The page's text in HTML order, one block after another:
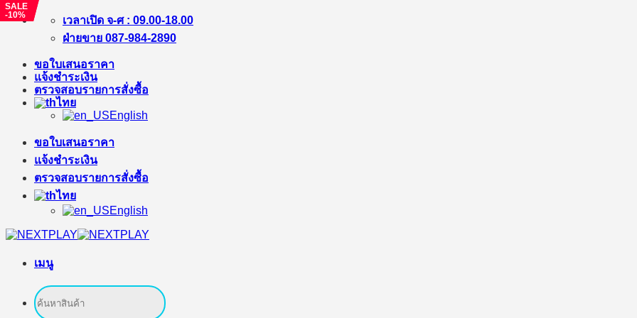
ข้าม
เนื้อหา
เวลาเปิด จ-ศ : 09.00-18.00
ฝ่ายขาย 087-984-2890
ขอใบเสนอราคา
แจ้งชำระเงิน
ตรวจสอบรายการสั่งซื้อ
ไทย
English
ขอใบเสนอราคา
แจ้งชำระเงิน
ตรวจสอบรายการสั่งซื้อ
ไทย
English
เมนู
ค้นหา:
SALE
-%
SALE
-10%